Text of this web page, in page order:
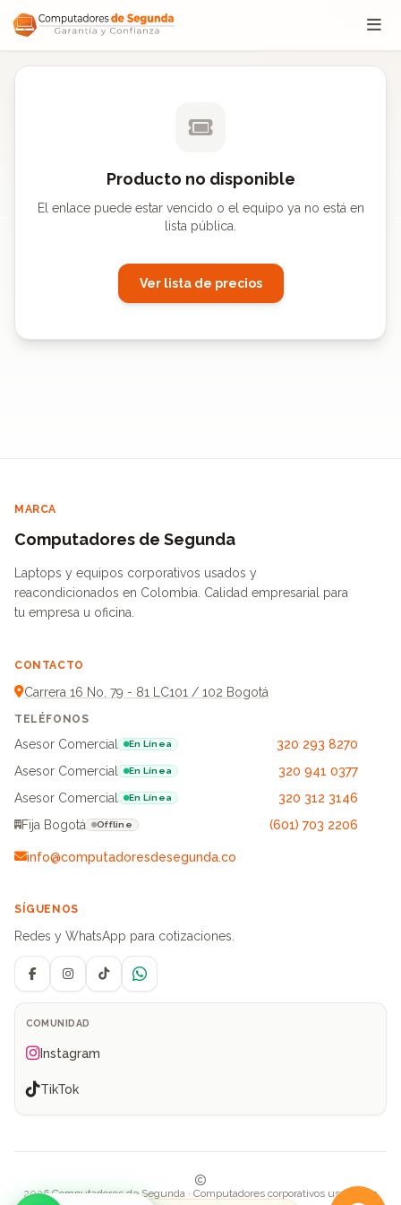
Saltar al contenido
Producto no disponible
El enlace puede estar vencido o el equipo ya no está en
lista pública.
Ver lista de precios
MARCA
Computadores de Segunda
Laptops y equipos corporativos usados y
reacondicionados en Colombia. Calidad empresarial para
tu empresa u oficina.
CONTACTO
Carrera 16 No. 79 - 81 LC101 / 102 Bogotá
TELÉFONOS
Asesor Comercial En Línea
320 293 8270
Asesor Comercial
En Línea
320 941 0377
Asesor Comercial
En Línea
320 312 3146
Fija Bogotá
Offline (601) 703 2206
info@computadoresdesegunda.co
SÍGUENOS
Redes y WhatsApp para cotizaciones.
FacebookInstagramTikTokWhatsApp
COMUNIDAD
Instagram
TikTok
2026 Computadores de Segunda · Computadores corporativos usados en